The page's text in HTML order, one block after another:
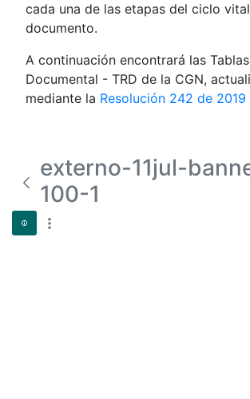
cada una de las etapas del ciclo
documento.
A continuación encontrará las
Documental - TRD de la CGN,
mediante la Resolución 242 de 2019
externo-11jul-
100-1